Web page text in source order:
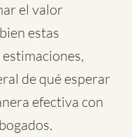
el valor
estas
de qué esperar
efectiva con